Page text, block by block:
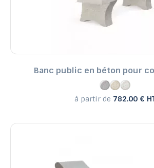
Banc public en béton pour
à partir de 782.00 €